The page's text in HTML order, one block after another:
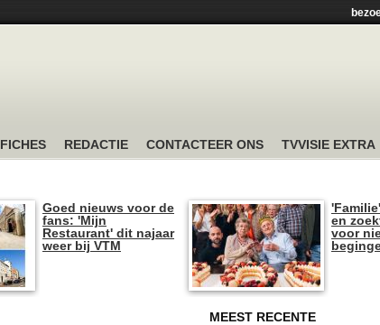
FICHES REDACTIE CONTACTEER ONS TVVISIE EXTRA
Goed nieuws voor de
fans: 'Mijn
Restaurant' dit najaar
weer bij VTM
en
voor
MEEST RECENTE